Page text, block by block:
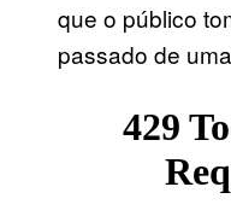
que o público
passado de